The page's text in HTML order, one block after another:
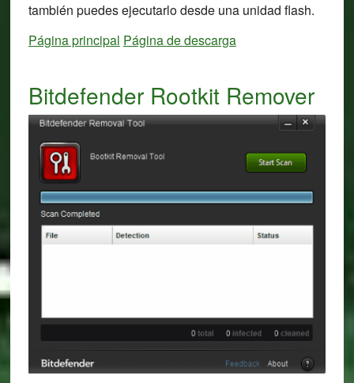
también puedes ejecutarlo desde una unidad flash.
Página principal Página de descarga
Bitdefender Rootkit Remover